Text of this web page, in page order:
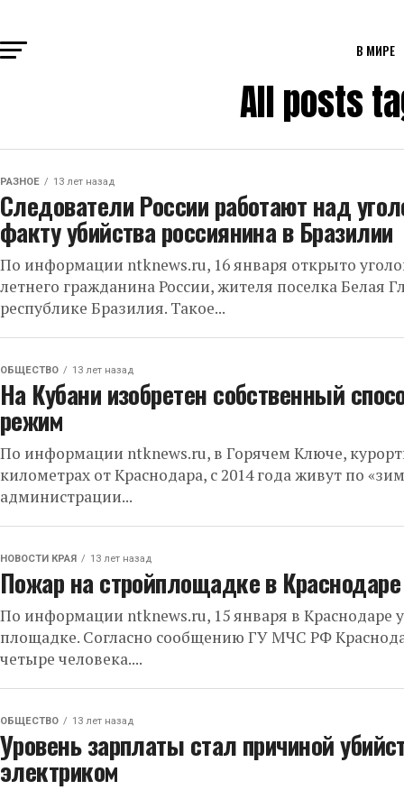
В МИРЕ
All posts
РАЗНОЕ 13 лет назад
Следователи России работают над
факту убийства россиянина в Бразилии
По информации ntknews.ru, 16 января открыто
летнего гражданина России, жителя поселка Белая
республике Бразилия. Такое...
ОБЩЕСТВО 13 лет назад
На Кубани изобретен собственный
режим
По информации ntknews.ru, в Горячем Ключе,
километрах от Краснодара, с 2014 года живут по
администрации...
НОВОСТИ КРАЯ 13 лет назад
Пожар на стройплощадке в
По информации ntknews.ru, 15 января в Краснодаре
площадке. Согласно сообщению ГУ МЧС РФ
четыре человека....
ОБЩЕСТВО 13 лет назад
Уровень зарплаты стал причиной
электриком